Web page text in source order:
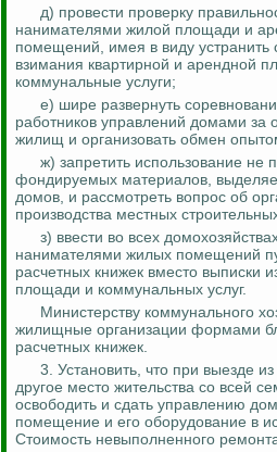
д) провести проверку
нанимателями жилой площади и
помещений, имея в виду устранить
взимания квартирной и арендной
коммунальные услуги;
е) шире развернуть
работников управлений домами за
жилищ и организовать обмен
ж) запретить использование не
фондируемых материалов,
домов, и рассмотреть вопрос об
производства местных
з) ввести во всех
нанимателями жилых помещений
расчетных книжек вместо выписки
площади и коммунальных услуг.
Министерству коммунального
жилищные организации формами
расчетных книжек.
3. Установить, что при выезде
другое место жительства со всей
освободить и сдать управлению
помещение и его оборудование в
Стоимость невыполненного